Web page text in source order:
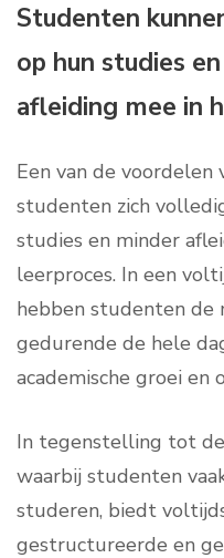
Studenten
op hun studies
afleiding mee in
Een van de
studenten zich
studies en minder
leerproces. In een
hebben studenten de
gedurende de hele
academische groei en
In tegenstelling tot
waarbij studenten
studeren, biedt
gestructureerde en